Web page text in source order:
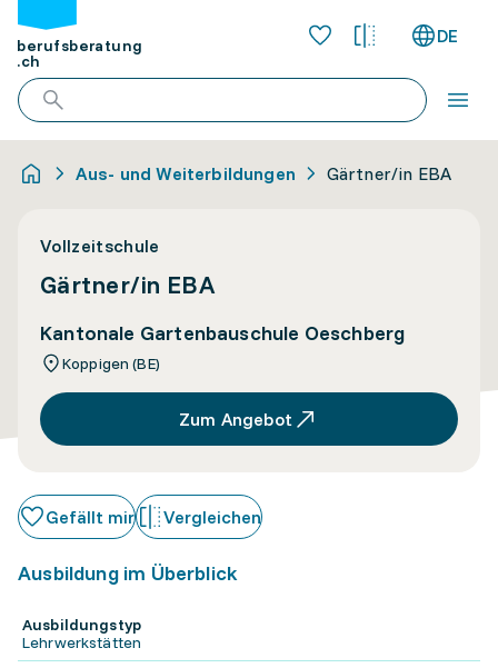
berufsberatung
.ch
DE
Aus- und Weiterbildungen Gärtner/in EBA
Vollzeitschule
Gärtner/in EBA
Kantonale Gartenbauschule Oeschberg
Koppigen (BE)
Zum Angebot
Gefällt mir Vergleichen
Ausbildung im Überblick
Ausbildungstyp
Lehrwerkstätten